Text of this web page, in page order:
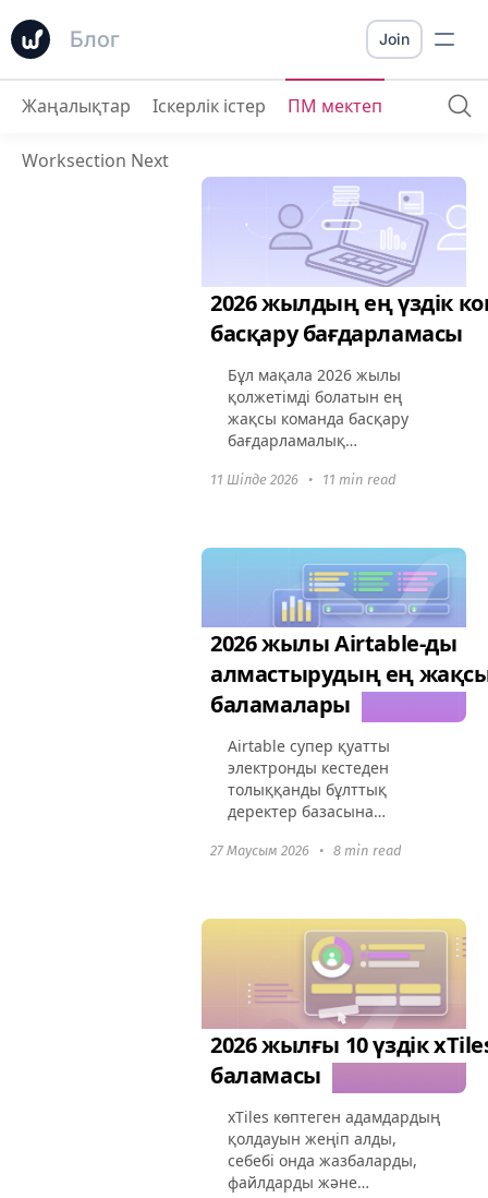
Блог Join
Жаңалықтар Іскерлік істер ПМ мектеп
Worksection Next
2026 жылдың ең үздік
басқару бағдарламасы
Бұл мақала 2026 жылы
қолжетімді болатын ең
жақсы команда басқару
бағдарламалық
терең зерттеу жүргізеді.
өзгертіп,
ынтымақтастықты
жақсартатынын...
11 Шілде 2026 • 11 min read
2026 жылы Airtable-ды
алмастырудың ең
баламалары
Airtable супер қуатты
электронды кестеден
толыққанды бұлттық
деректер базасына
кеңейтілген
Көптеген компаниялар
қазір артық жүктелген
интерфейс, рөлге...
27 Маусым 2026 • 8 min read
2026 жылғы 10 үздік
баламасы
xTiles көптеген адамдардың
қолдауын жеңіп алды,
себебі онда жазбаларды,
файлдарды және